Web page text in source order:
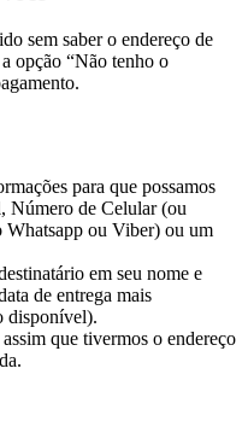
sem saber o endereço de
opção “Não tenho o
para que possamos
Número de Celular (ou
Whatsapp ou Viber) ou um
em seu nome e
de entrega mais
disponível).
que tivermos o endereço